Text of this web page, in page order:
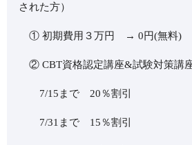
された方）
① 初期費用３万円 → 0円(無料)
② CBT資格認定講座&試験対策講座
7/15まで 20％割引
7/31まで 15％割引